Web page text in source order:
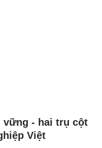
vững - hai trụ cột
Việt